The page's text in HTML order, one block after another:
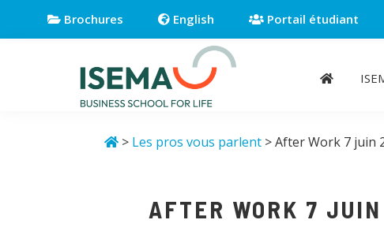
Brochures English Portail étudiant
school > Les pros vous parlent > After Work 7 juin
AFTER WORK 7